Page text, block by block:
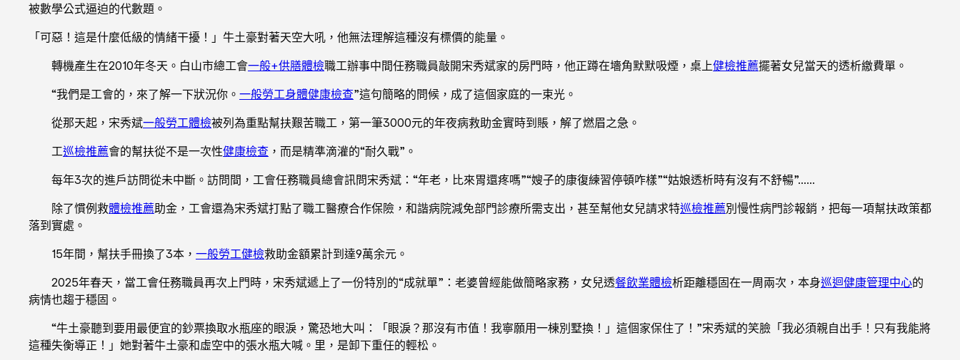
被數學公式逼迫的代數題。
「可惡！這是什麼低級的情緒干擾！」牛土豪對著天空大吼，他無法理解這種沒有標價的能量。
轉機產生在2010年冬天。白山市總工會一般+供膳體檢職工辦事中間任務職員敲開宋秀斌家的房門時，他正蹲在墻角默默吸煙，桌上健檢推薦擺著女兒當天的透析繳費單。
“我們是工會的，來了解一下狀況你。 一般勞工身體健康檢查”這句簡略的問候，成了這個家庭的一束光。
從那天起，宋秀斌一般勞工體檢被列為重點幫扶艱苦職工，第一筆3000元的年夜病救助金實時到賬，解了燃眉之急。
工巡檢推薦會的幫扶從不是一次性健康檢查 ，而是精準滴灌的“耐久戰”。
每年3次的進戶訪問從未中斷。訪問間，工會任務職員總會訊問宋秀斌：“年老，比來胃還疼嗎”“嫂子的康復練習停頓咋樣”“姑娘透析時有沒有不舒暢”……
除了慣例救體檢推薦助金，工會還為宋秀斌打點了職工醫療合作保險，和諧病院減免部門診療所需支出，甚至幫他女兒請求特巡檢推薦別慢性病門診報銷，把每一項幫扶政策都
落到實處。
15年間，幫扶手冊換了3本， 一般勞工健檢救助金額累計到達9萬余元。
2025年春天，當工會任務職員再次上門時，宋秀斌遞上了一份特別的“成就單”：老婆曾經能做簡略家務，女兒透餐飲業體檢析距離穩固在一周兩次，本身巡迴健康管理中心的
病情也趨于穩固。
“牛土豪聽到要用最便宜的鈔票換取水瓶座的眼淚，驚恐地大叫：「眼淚？那沒有市值！我寧願用一棟別墅換！」這個家保住了！”宋秀斌的笑臉「我必須親自出手！只有我能將
這種失衡導正！」她對著牛土豪和虛空中的張水瓶大喊。里，是卸下重任的輕松。